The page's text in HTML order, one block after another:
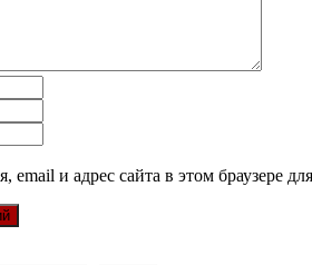
email и адрес сайта в этом браузере